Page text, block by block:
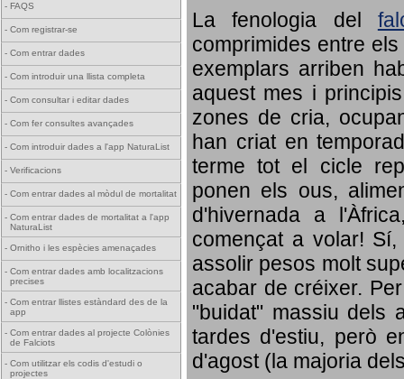
- FAQS
- Com registrar-se
- Com entrar dades
- Com introduir una llista completa
- Com consultar i editar dades
- Com fer consultes avançades
- Com introduir dades a l'app NaturaList
- Verificacions
- Com entrar dades al mòdul de mortalitat
- Com entrar dades de mortalitat a l'app
NaturaList
- Ornitho i les espècies amenaçades
- Com entrar dades amb localitzacions
precises
- Com entrar llistes estàndard des de la
app
- Com entrar dades al projecte Colònies
de Falciots
- Com utilitzar els codis d'estudi o
projectes
La fenologia del
comprimides entre
exemplars arriben
aquest mes i
zones de cria,
han criat en
terme tot el cicle
ponen els ous,
d'hivernada a
començat a volar!
assolir pesos molt
acabar de créixer.
"buidat" massiu dels
tardes d'estiu, però
d'agost (la majoria